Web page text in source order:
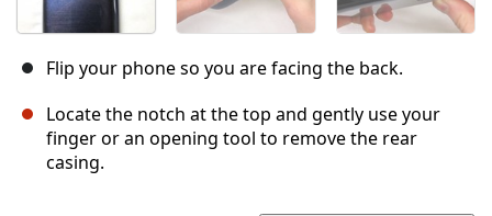
Flip your phone so you are facing the back.
Locate the notch at the top and gently use your
finger or an opening tool to remove the rear
casing.